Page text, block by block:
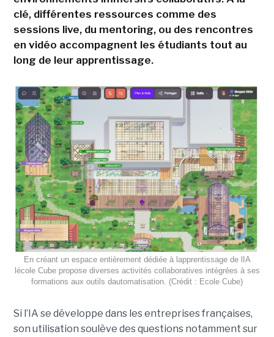
clé, différentes ressources comme des
sessions live, du mentoring, ou des rencontres
en vidéo accompagnent les étudiants tout au
long de leur apprentissage.
En créant un espace entièrement dédiée à lapprentissage de lIA
lécole Cube propose diverses activités collaboratives intégrées à ses
formations aux outils dautomatisation. (Crédit : Ecole Cube)
Si l’IA se développe dans les entreprises françaises,
son utilisation soulève des questions notamment sur